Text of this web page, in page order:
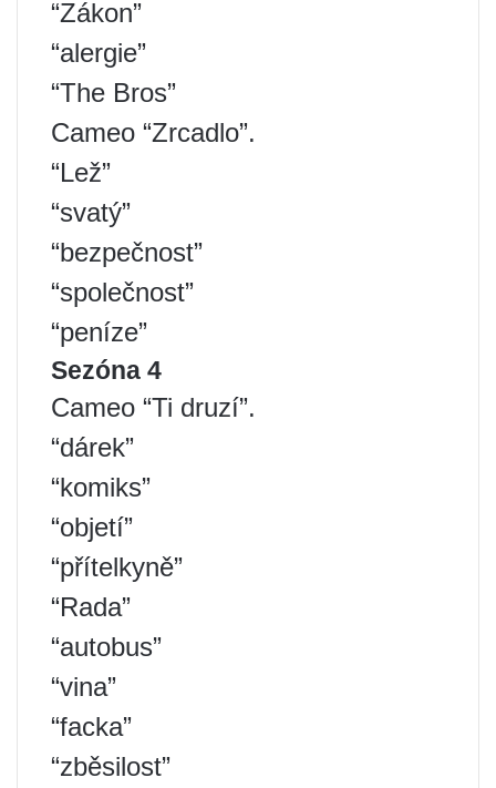
“Zákon”
“alergie”
“The Bros”
Cameo “Zrcadlo”.
“Lež”
“svatý”
“bezpečnost”
“společnost”
“peníze”
Sezóna 4
Cameo “Ti druzí”.
“dárek”
“komiks”
“objetí”
“přítelkyně”
“Rada”
“autobus”
“vina”
“facka”
“zběsilost”